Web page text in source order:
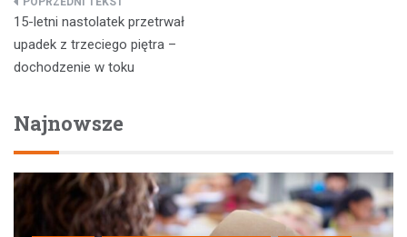
Nawigacja
wpisu
15-letni nastolatek przetrwał
upadek z trzeciego piętra –
dochodzenie w toku
Najnowsze